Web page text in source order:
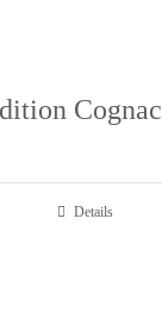
Cognac
Details